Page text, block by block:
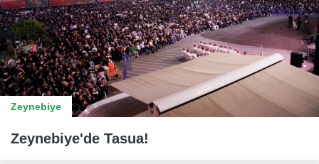
Zeynebiye
Zeynebiye'de Tasua!